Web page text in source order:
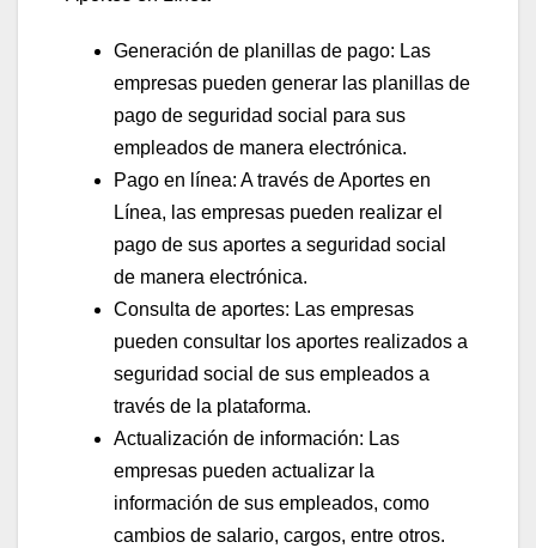
Generación de planillas de pago: Las
empresas pueden generar las planillas de
pago de seguridad social para sus
empleados de manera electrónica.
Pago en línea: A través de Aportes en
Línea, las empresas pueden realizar el
pago de sus aportes a seguridad social
de manera electrónica.
Consulta de aportes: Las empresas
pueden consultar los aportes realizados a
seguridad social de sus empleados a
través de la plataforma.
Actualización de información: Las
empresas pueden actualizar la
información de sus empleados, como
cambios de salario, cargos, entre otros.